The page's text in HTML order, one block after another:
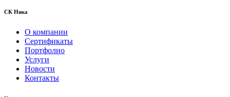
СК Ника
О компании
Сертификаты
Портфолио
Услуги
Новости
Контакты